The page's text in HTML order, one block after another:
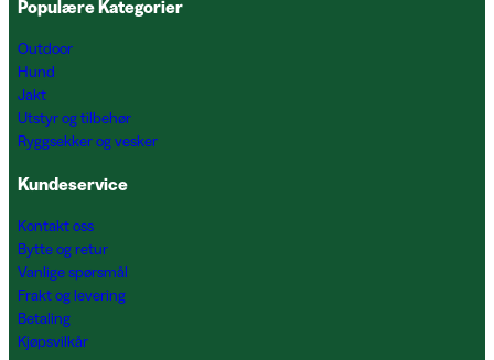
Populære Kategorier
Outdoor
Hund
Jakt
Utstyr og tilbehør
Ryggsekker og vesker
Kundeservice
Kontakt oss
Bytte og retur
Vanlige spørsmål
Frakt og levering
Betaling
Kjøpsvilkår